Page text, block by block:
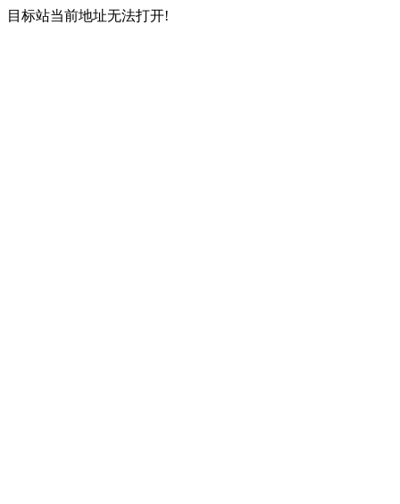
目标站当前地址无法打开!